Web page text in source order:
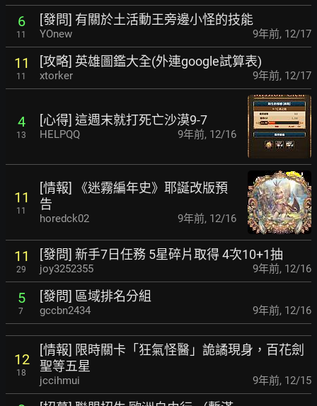
6
11
[發問] 有關於土活動王旁邊小怪的技能
YOnew 9年前, 12/17
11
11
[攻略] 英雄圖鑑大全(外連google試算表)
xtorker 9年前, 12/17
4
13
[心得] 這週末就打死亡沙漠9-7
HELPQQ 9年前, 12/16
11
11
[情報] 《迷霧編年史》耶誕改版預
告
horedck02 9年前, 12/16
11
29
[發問] 新手7日任務 5星碎片取得 4次10+1抽
joy3252355 9年前, 12/16
5
7
[發問] 區域排名分組
gccbn2434 9年前, 12/16
12
18
[情報] 限時關卡「狂氣怪醫」詭譎現身，百花劍
聖等五星
jccihmui 9年前, 12/15